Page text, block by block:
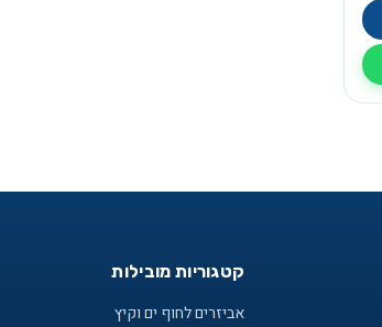
קטגוריות מובילות
אביזרים לחוף ים וקיץ